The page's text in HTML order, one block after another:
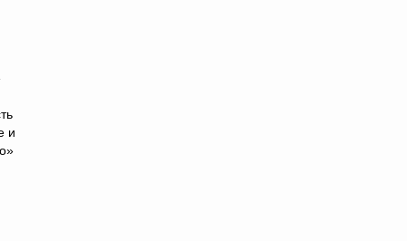
и